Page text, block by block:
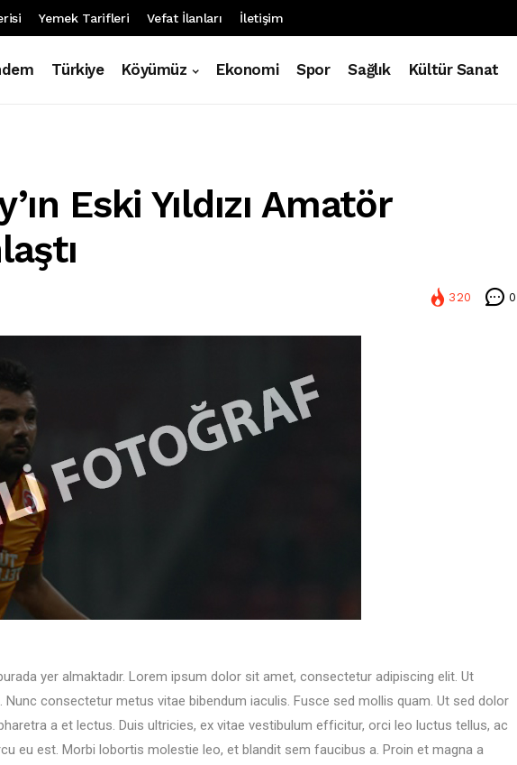
Yemek Tarifleri Vefat İlanları İletişim
Türkiye Köyümüz Ekonomi Spor Sağlık Kültür Sanat
Eski Yıldızı Amatör
320 0
yer almaktadır. Lorem ipsum dolor sit amet, consectetur adipiscing elit. Ut
Nunc consectetur metus vitae bibendum iaculis. Fusce sed mollis quam. Ut sed dolor
a et lectus. Duis ultricies, ex vitae vestibulum efficitur, orci leo luctus tellus, ac
eu est. Morbi lobortis molestie leo, et blandit sem faucibus a. Proin et magna a